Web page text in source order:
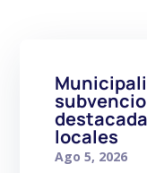
locales
Ago 5, 2026